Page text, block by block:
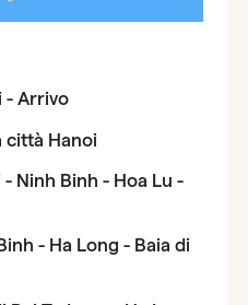
- Arrivo
città Hanoi
- Ninh Binh - Hoa Lu -
- Ha Long - Baia di